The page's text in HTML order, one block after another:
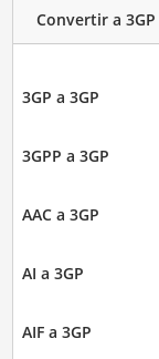
Convertir a 3GP
3GP a 3GP
3GPP a 3GP
AAC a 3GP
AI a 3GP
AIF a 3GP